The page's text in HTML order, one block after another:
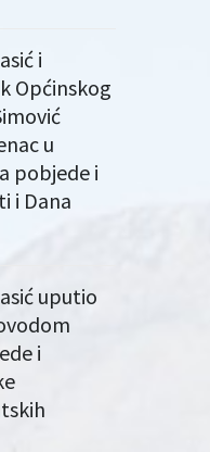
i
Općinskog
u
pobjede i
i Dana
uputio
i